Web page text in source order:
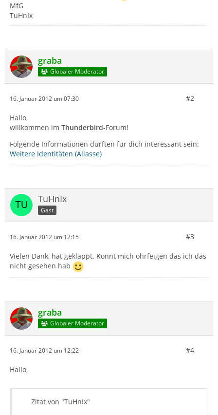
MfG
TuHnIx
graba
Globaler Moderator
16. Januar 2012 um 07:30 #2
Hallo,
willkommen im Thunderbird-Forum!
Folgende Informationen dürften für dich interessant sein:
Weitere Identitäten (Aliasse)
TuHnIx
Gast
16. Januar 2012 um 12:15 #3
Vielen Dank, hat geklappt. Könnt mich ohrfeigen das ich das
nicht gesehen hab
graba
Globaler Moderator
16. Januar 2012 um 12:22 #4
Hallo,
Zitat von "TuHnIx"